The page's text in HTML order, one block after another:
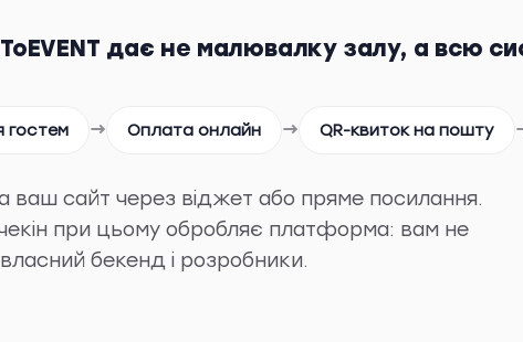
дає не малювалку залу, а всю
гостем → Оплата онлайн → QR-квиток на пошту
ваш сайт через віджет або пряме посилання.
при цьому обробляє платформа: вам не
бекенд і розробники.